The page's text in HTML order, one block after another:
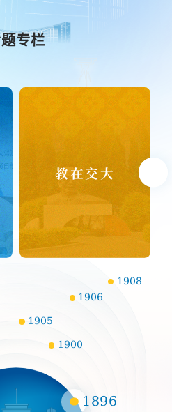
资源与地质工程学科建设
专栏
教在交大
1896
1900
1905
1906
1908